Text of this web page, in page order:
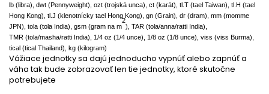
lb (libra) , dwt (Pennyweight) , ozt (trojská unca) , ct (karát) , tl.T (tael Taiwan) , tl.H (tael
Hong Kong) , tl.J (klenotnícky tael Hong Kong) , gn (Grain) , dr (dram) , mm (momme
JPN) , tola (tola India) , gsm (gram na m
2
) , TAR (tola/anna/ratti India)
TMR (tola/masha/ratti India) , 1/4 oz (1/4 unce) , 1/8 oz (1/8 unce) , viss (viss Burma)
tical (tical Thailand) , kg (kilogram)
Vážiace jednotky sa dajú jednoducho vypnúť alebo zapnúť a
váha tak bude zobrazovať len tie jednotky, ktoré skutočne
potrebujete